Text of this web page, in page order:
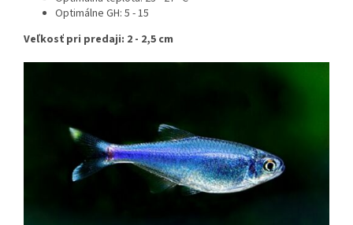
Optimálne GH: 5 - 15
Veľkosť pri predaji: 2 - 2,5 cm